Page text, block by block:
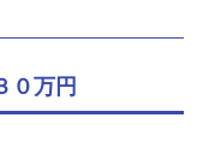
０万円